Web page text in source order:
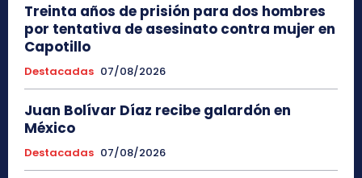
Treinta años de prisión para dos hombres
por tentativa de asesinato contra mujer en
Capotillo
Destacadas 07/08/2026
Juan Bolívar Díaz recibe galardón en
México
Destacadas 07/08/2026